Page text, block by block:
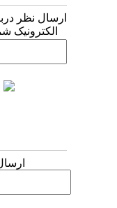
ارسال نظر
الکترونیک